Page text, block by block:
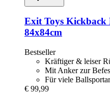
Exit Toys Kickback
84x84cm
Bestseller
Kräftiger & leiser
Mit Anker zur
Für viele
€ 99,99